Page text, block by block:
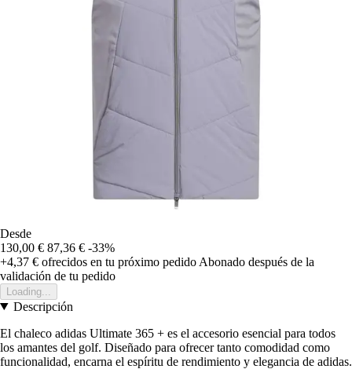
Desde
130,00 € 87,36 € -33%
+4,37 € ofrecidos en tu próximo pedido Abonado después de la
validación de tu pedido
Loading...
Descripción
El chaleco adidas Ultimate 365 + es el accesorio esencial para todos
los amantes del golf. Diseñado para ofrecer tanto comodidad como
funcionalidad, encarna el espíritu de rendimiento y elegancia de adidas.